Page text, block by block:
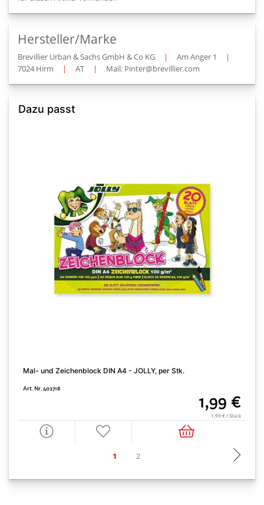
Hersteller/Marke
Brevillier Urban & Sachs GmbH & Co KG | Am Anger 1
|
7024 Hirm
| AT | Mail: Pinter@brevillier.com
Dazu passt
Mal- und Zeichenblock DIN A4 - JOLLY, per Stk.
Art. Nr. 402718
1,99 €
1,99 € / Stück